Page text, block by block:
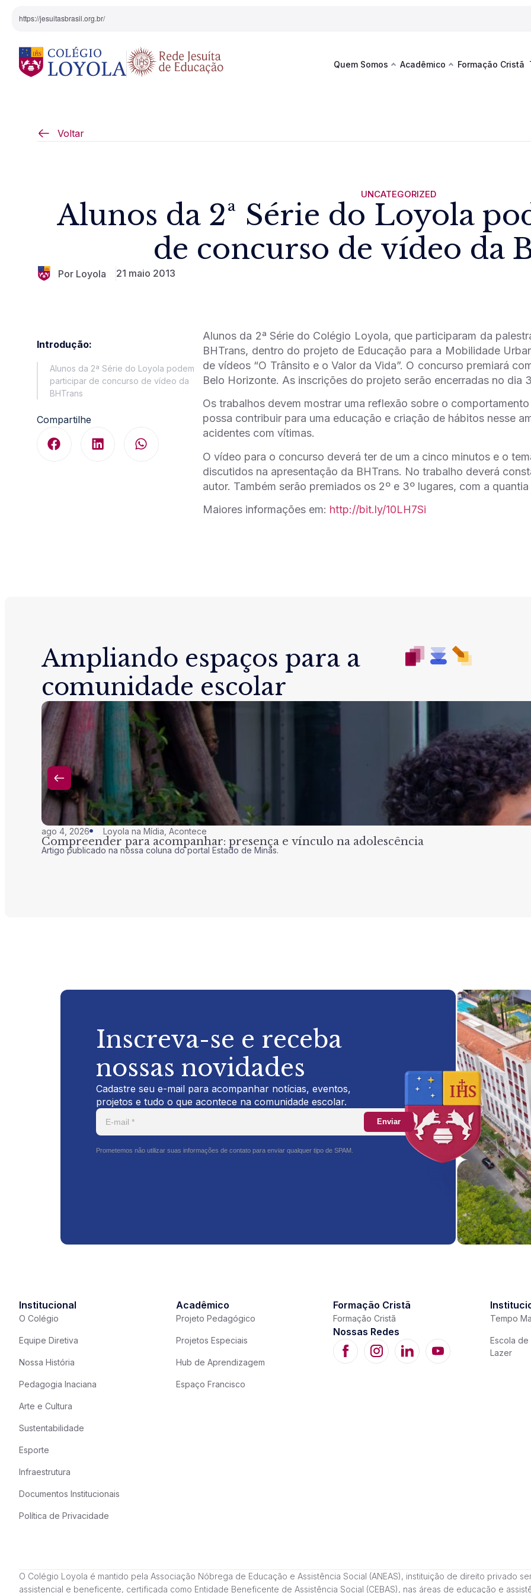
https://jesuitasbrasil.org.br/
Quem Somos
Pedagogia Inaciana
Arte e Cultura
Documentos Institucionais
Ver
Acadêmico Formação Cristã
Voltar
UNCATEGORIZED
Alunos da 2ª Série do Loyola
de concurso de vídeo da
Por Loyola 21 maio 2013
Introdução:
Alunos da 2ª Série do Loyola podem
participar de concurso de vídeo da
BHTrans
Compartilhe
Alunos da 2ª Série do Colégio Loyola, que participaram da
BHTrans, dentro do projeto de Educação para a Mobilidade
de vídeos “O Trânsito e o Valor da Vida”. O concurso premiará
Belo Horizonte. As inscrições do projeto serão encerradas no dia
Os trabalhos devem mostrar uma reflexão sobre o
possa contribuir para uma educação e criação de hábitos nesse
acidentes com vítimas.
O vídeo para o concurso deverá ter de um a cinco minutos e o
discutidos na apresentação da BHTrans. No trabalho deverá
autor. Também serão premiados os 2º e 3º lugares, com a
Maiores informações em: http://bit.ly/10LH7Si
Ampliando espaços para a
comunidade escolar
ago 4, 2026 Loyola na Mídia Acontece
Compreender para acompanhar: presença e vínculo na adolescência
Artigo publicado na nossa coluna do portal Estado de Minas.
Inscreva-se e receba
nossas novidades
Cadastre seu e-mail para acompanhar notícias, eventos,
projetos e tudo o que acontece na comunidade escolar.
Enviar
Prometemos não utilizar suas informações de contato para enviar qualquer tipo de SPAM.
Institucional
O Colégio
Equipe Diretiva
Nossa História
Pedagogia Inaciana
Arte e Cultura
Sustentabilidade
Esporte
Infraestrutura
Documentos Institucionais
Política de Privacidade
Acadêmico
Projeto Pedagógico
Projetos Especiais
Hub de Aprendizagem
Espaço Francisco
Formação Cristã
Formação Cristã
Nossas Redes
Tempo
Escola de
Lazer
O Colégio Loyola é mantido pela Associação Nóbrega de Educação e Assistência Social (ANEAS), instituição de direito privado
assistencial e beneficente, certificada como Entidade Beneficente de Assistência Social (CEBAS), nas áreas de educação e